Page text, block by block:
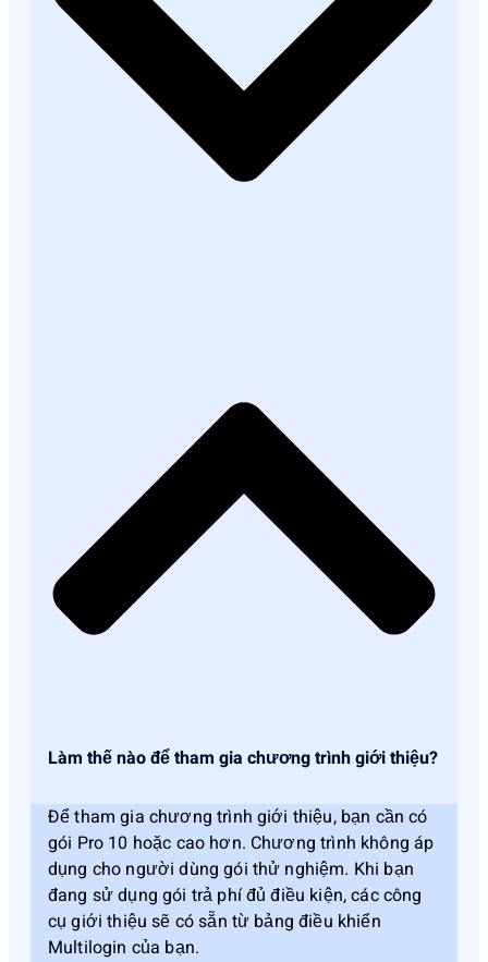
Làm thế nào để tham gia chương trình giới thiệu?
Để tham gia chương trình giới thiệu, bạn cần có
gói Pro 10 hoặc cao hơn. Chương trình không áp
dụng cho người dùng gói thử nghiệm. Khi bạn
đang sử dụng gói trả phí đủ điều kiện, các công
cụ giới thiệu sẽ có sẵn từ bảng điều khiển
Multilogin của bạn.